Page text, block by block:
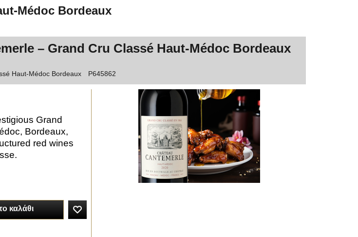
Médoc Bordeaux
– Grand Cru Classé Haut-Médoc Bordeaux
Haut-Médoc Bordeaux P645862
Grand
Bordeaux,
red wines
καλάθι